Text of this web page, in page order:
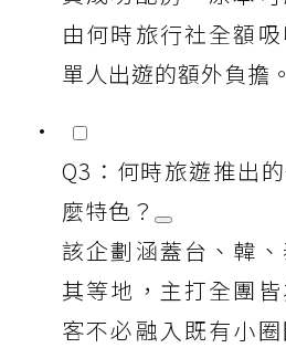
由何時旅行社全額
單人出遊的額外負擔。
Q3：何時旅遊推出
麼特色？
該企劃涵蓋台、韓
其等地，主打全團
客不必融入既有小